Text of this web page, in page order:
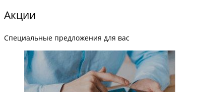
Акции
Специальные предложения для вас